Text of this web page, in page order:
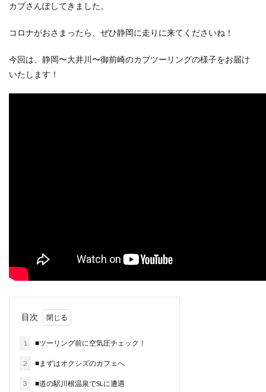
カブさんぽしてきました。
コロナがおさまったら、ぜひ静岡に走りに来てくださいね！
今回は、静岡〜大井川〜御前崎のカブツーリングの様子をお届け
いたします！
目次
1 ■ツーリング前に空気圧チェック！
2 ■まずはオクシズのカフェへ
3 ■道の駅川根温泉でSLに遭遇